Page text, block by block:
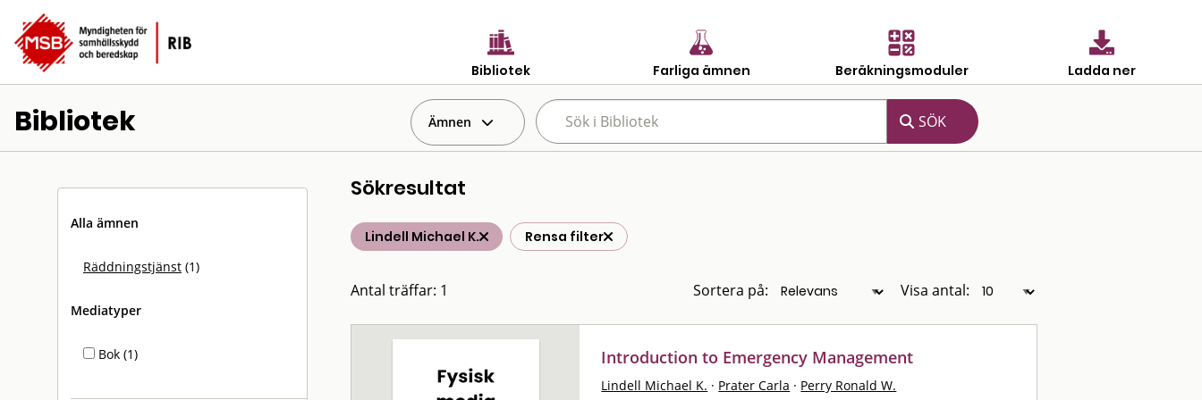
Bibliotek Farliga ämnen Beräkningsmoduler Ladda ner
Bibliotek Ämnen
Alla ämnen
Räddningstjänst (1)
Mediatyper
Bok (1)
Sökresultat
Lindell Michael K. Rensa filter
Antal träffar: 1 Sortera på: Visa antal:
Introduction to Emergency Management
Lindell Michael K. · Prater Carla · Perry Ronald W.